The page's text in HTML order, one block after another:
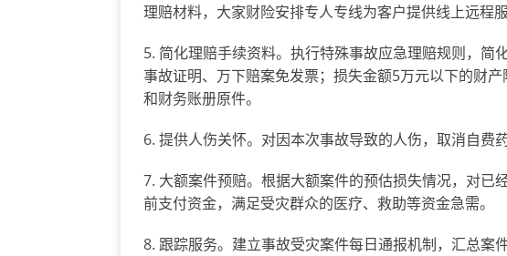
理赔材料，大家财险安排专人专线为客户提供线上远程服
5. 简化理赔手续资料。执行特殊事故应急理赔规则，简
事故证明、万下赔案免发票；损失金额5万元以下的财
和财务账册原件。
6. 提供人伤关怀。对因本次事故导致的人伤，取消自费
7. 大额案件预赔。根据大额案件的预估损失情况，对已
前支付资金，满足受灾群众的医疗、救助等资金急需。
8. 跟踪服务。建立事故受灾案件每日通报机制，汇总案